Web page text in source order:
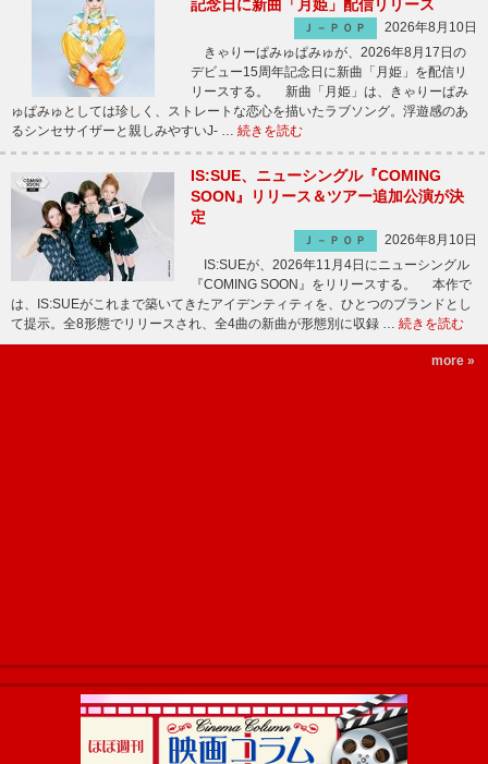
記念日に新曲「月姫」配信リリース
Ｊ－ＰＯＰ
2026年8月10日
きゃりーぱみゅぱみゅが、2026年8月17日の
デビュー15周年記念日に新曲「月姫」を配信リ
リースする。 新曲「月姫」は、きゃりーぱみ
ゅぱみゅとしては珍しく、ストレートな恋心を描いたラブソング。浮遊感のあ
るシンセサイザーと親しみやすいJ- … 続きを読む
IS:SUE、ニューシングル『COMING
SOON』リリース＆ツアー追加公演が決
定
Ｊ－ＰＯＰ
2026年8月10日
IS:SUEが、2026年11月4日にニューシングル
『COMING SOON』をリリースする。 本作で
は、IS:SUEがこれまで築いてきたアイデンティティを、ひとつのブランドとし
て提示。全8形態でリリースされ、全4曲の新曲が形態別に収録 … 続きを読む
more »